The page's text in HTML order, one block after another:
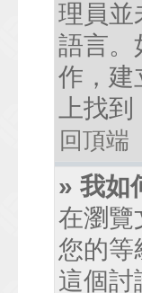
理員並
語言。
作，建
上找
回頂端
» 我如
在瀏覽
您的等
這個討